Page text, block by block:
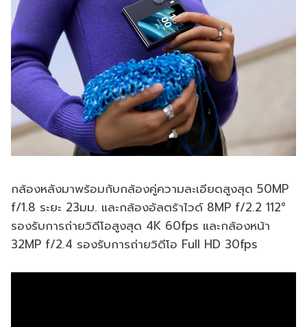
กล้องหลังมาพร้อมกับกล้องคู่ความละเอียดสูงสุด 50MP
f/1.8 ระยะ 23มม. และกล้องอัลตร้าไวด์ 8MP f/2.2 112°
รองรับการถ่ายวิดีโอสูงสุด 4K 60fps และกล้องหน้า
32MP f/2.4 รองรับการถ่ายวิดีโอ Full HD 30fps